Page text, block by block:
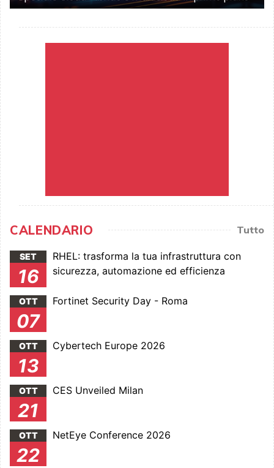
CALENDARIO Tutto
SET
16
RHEL: trasforma la tua infrastruttura con
sicurezza, automazione ed efficienza
OTT
07
Fortinet Security Day - Roma
OTT
13
Cybertech Europe 2026
OTT
21
CES Unveiled Milan
OTT
22
NetEye Conference 2026